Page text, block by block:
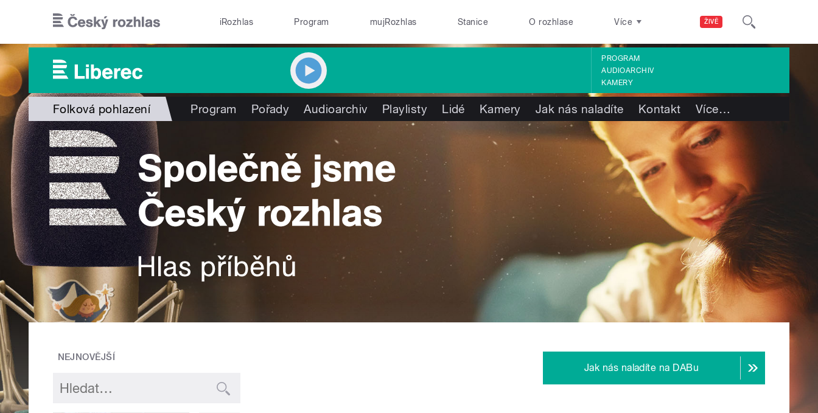
ŽIVĚ
iRozhlas Program mujRozhlas Stanice O rozhlase Více
PROGRAM
AUDIOARCHIV
KAMERY
Folková pohlazení Program Pořady Audioarchiv Playlisty Lidé Kamery Jak nás naladíte Kontakt Více…
NEJNOVĚJŠÍ
Jak nás naladíte na DABu